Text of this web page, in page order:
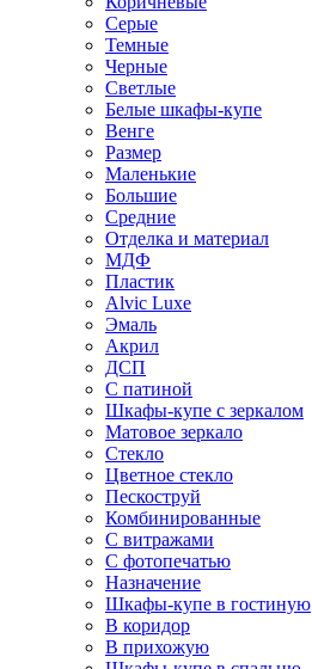
Серые
Темные
Черные
Светлые
Белые шкафы-купе
Венге
Размер
Маленькие
Большие
Средние
Отделка и материал
МДФ
Пластик
Alvic Luxe
Эмаль
Акрил
ДСП
С патиной
Шкафы-купе с зеркалом
Матовое зеркало
Стекло
Цветное стекло
Пескоструй
Комбинированные
С витражами
С фотопечатью
Назначение
Шкафы-купе в гостиную
В коридор
В прихожую